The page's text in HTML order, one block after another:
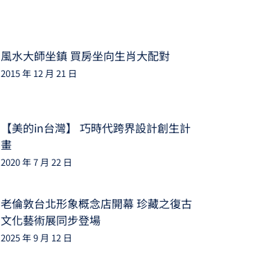
風水大師坐鎮 買房坐向生肖大配對
2015 年 12 月 21 日
【美的in台灣】 巧時代跨界設計創生計
畫
2020 年 7 月 22 日
老倫敦台北形象概念店開幕 珍藏之復古
文化藝術展同步登場
2025 年 9 月 12 日